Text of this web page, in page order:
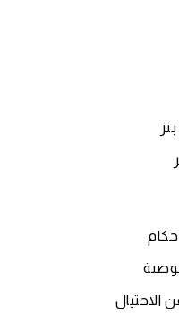
الاحتيال